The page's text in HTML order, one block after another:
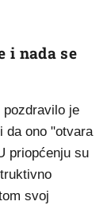
i nada se
pozdravilo je
da ono "otvara
priopćenju su
svoj